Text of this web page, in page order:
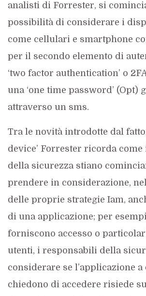
analisti di Forrester, si
possibilità di considerare i
come cellulari e smartphone
per il secondo elemento di
‘two factor authentication’ o
una ‘one time password’ (Opt)
attraverso un sms.
Tra le novità introdotte dal
device’ Forrester ricorda
della sicurezza stiano
prendere in considerazione,
delle proprie strategie Iam,
di una applicazione; per
forniscono accesso o
utenti, i responsabili della
considerare se l’applicazione
chiedono di accedere risiede